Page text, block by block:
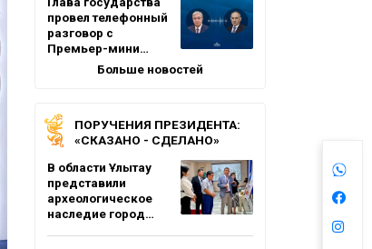
провел телефонный
разговор с
Премьер-мини…
Больше новостей
ПОРУЧЕНИЯ ПРЕЗИДЕНТА:
«СКАЗАНО - СДЕЛАНО»
В области Ұлытау
представили
археологическое
наследие город…